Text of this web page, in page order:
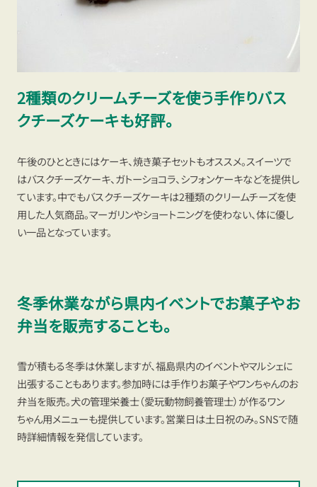
2種類のクリームチーズを使う手作りバス
クチーズケーキも好評。
午後のひとときにはケーキ、焼き菓子セットもオススメ。スイーツで
はバスクチーズケーキ、ガトーショコラ、シフォンケーキなどを提供し
ています。中でもバスクチーズケーキは2種類のクリームチーズを使
用した人気商品。マーガリンやショートニングを使わない、体に優し
い一品となっています。
冬季休業ながら県内イベントでお菓子やお
弁当を販売することも。
雪が積もる冬季は休業しますが、福島県内のイベントやマルシェに
出張することもあります。参加時には手作りお菓子やワンちゃんのお
弁当を販売。犬の管理栄養士（愛玩動物飼養管理士）が作るワン
ちゃん用メニューも提供しています。営業日は土日祝のみ。SNSで随
時詳細情報を発信しています。